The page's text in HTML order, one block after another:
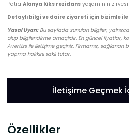
Patra Alanya lüks rezidans yaşamının
Detaylı bilgi ve daire ziyareti için bizimle
Yasal Uyarı:Bu sayfada sunulan bilgiler,
olup bilgilendirme amaçlıdır. En güncel fiyatlar,
Avertiss ile iletişime geçiniz. Firmamız, sağlanan
yapma hakkını saklı tutar.
İletişime Geçmek